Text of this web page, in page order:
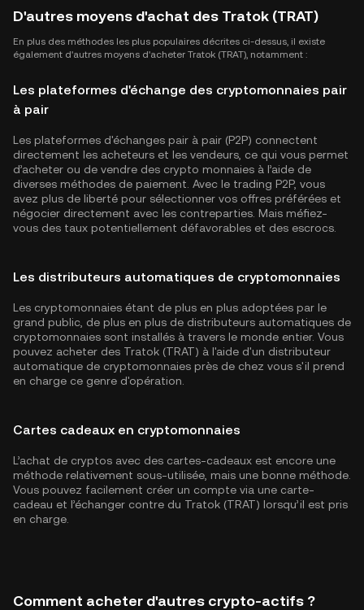
D'autres moyens d'achat des Tratok (TRAT)
En plus des méthodes les plus populaires décrites ci-dessus, il existe
également d'autres moyens d'acheter Tratok (TRAT), notamment :
Les plateformes d'échange des cryptomonnaies pair
à pair
Les plateformes d'échanges pair à pair (P2P) connectent
directement les acheteurs et les vendeurs, ce qui vous permet
d’acheter ou de vendre des crypto monnaies à l’aide de
diverses méthodes de paiement. Avec le trading P2P, vous
avez plus de liberté pour sélectionner vos offres préférées et
négocier directement avec les contreparties. Mais méfiez-
vous des taux potentiellement défavorables et des escrocs.
Les distributeurs automatiques de cryptomonnaies
Les cryptomonnaies étant de plus en plus adoptées par le
grand public, de plus en plus de distributeurs automatiques de
cryptomonnaies sont installés à travers le monde entier. Vous
pouvez acheter des Tratok (TRAT) à l'aide d'un distributeur
automatique de cryptomonnaies près de chez vous s'il prend
en charge ce genre d'opération.
Cartes cadeaux en cryptomonnaies
L’achat de cryptos avec des cartes-cadeaux est encore une
méthode relativement sous-utilisée, mais une bonne méthode.
Vous pouvez facilement créer un compte via une carte-
cadeau et l’échanger contre du Tratok (TRAT) lorsqu’il est pris
en charge.
Comment acheter d'autres crypto-actifs ?